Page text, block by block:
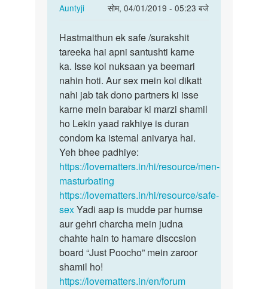
Auntyji
सोम, 04/01/2019 - 05:23 बजे
In
to
Kya
masturbation
karna
achha…
by
अज्ञात
Hastmaithun
ek
safe
…
Hastmaithun ek safe /surakshit
tareeka hai apni santushti karne
ka. Isse koi nuksaan ya beemari
nahin hoti. Aur sex mein koi dikatt
nahi jab tak dono partners ki isse
karne mein barabar ki marzi shamil
ho Lekin yaad rakhiye is duran
condom ka istemal anivarya hai.
Yeh bhee padhiye:
https://lovematters.in/hi/resource/men-
masturbating
https://lovematters.in/hi/resource/safe-
sexYadi aap is mudde par humse
aur gehri charcha mein judna
chahte hain to hamare disccsion
board “Just Poocho” mein zaroor
shamil ho!
https://lovematters.in/en/forum